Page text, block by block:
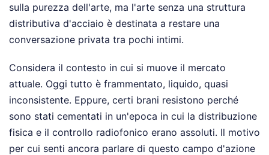
sulla purezza dell'arte, ma l'arte senza una struttura
distributiva d'acciaio è destinata a restare una
conversazione privata tra pochi intimi.
Considera il contesto in cui si muove il mercato
attuale. Oggi tutto è frammentato, liquido, quasi
inconsistente. Eppure, certi brani resistono perché
sono stati cementati in un'epoca in cui la distribuzione
fisica e il controllo radiofonico erano assoluti. Il motivo
per cui senti ancora parlare di questo campo d'azione